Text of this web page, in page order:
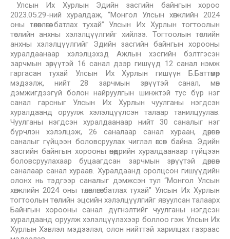
Улсын Их Хурлын Эдийн засгийн байнгын хороо
2023.05.29-ний хуралдаж, “Монгол Улсын хөгжлийн 2024
оны төлөвлөгөө батлах тухай” Улсын Их Хурлын тогтоолын
төслийн анхны хэлэлцүүлгийг хийлээ. Тогтоолын төслийн
анхны хэлэлцүүлгийг Эдийн засгийн байнгын хорооны
хуралдаанаар хэлэлцэхэд Ажлын хэсгийн бэлтгэсэн
зарчмын зөрүүтэй 16 санал дээр гишүүд 12 санал нэмж
гаргасан тухай Улсын Их Хурлын гишүүн Б.Баттөмөр
мэдээлж, нийт 28 зарчмын зөрүүтэй санал, мөн
дэмжигдээгүй болон найруулгын шинжтэй тус бүр нэг
санал гарсныг Улсын Их Хурлын чуулганы нэгдсэн
хуралдаанд оруулж хэлэлцүүлсэн талаар танилцуулав.
Чуулганы нэгдсэн хуралдаанаар нийт 30 саналыг нэг
бүрчлэн хэлэлцэж, 26 саналаар санал хураан, дөрвөн
саналыг гүйцээн боловсруулах чиглэл өгсөн байна. Эдийн
засгийн байнгын хорооны өнөөдрийн хуралдаанаар гүйцээн
боловсруулахаар буцаагдсан зарчмын зөрүүтэй дөрвөн
саналаар санал хураав. Хуралдаанд оролцсон гишүүдийн
олонх нь тэдгээр саналыг дэмжсэн тул “Монгол Улсын
хөгжлийн 2024 оны төлөвлөгөө батлах тухай” Улсын Их Хурлын
тогтоолын төслийн эцсийн хэлэлцүүлгийг явуулсан талаарх
Байнгын хорооны санал дүгнэлтийг чуулганы нэгдсэн
хуралдаанд оруулж хэлэлцүүлэхээр боллоо гэж Улсын Их
Хурлын Хэвлэл мэдээлэл, олон нийттэй харилцах газраас